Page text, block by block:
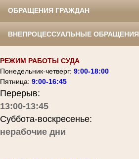
ОБРАЩЕНИЯ ГРАЖДАН
ВНЕПРОЦЕССУАЛЬНЫЕ ОБРАЩЕНИЯ
РЕЖИМ РАБОТЫ СУДА
Понедельник-четверг: 9:00-18:00
Пятница: 9:00-16:45
Перерыв:
13:00-13:45
Суббота-воскресенье:
нерабочие дни